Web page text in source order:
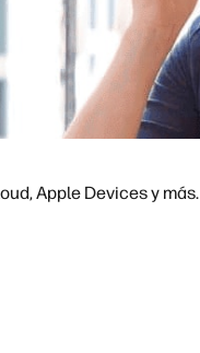
Apple Devices y más.